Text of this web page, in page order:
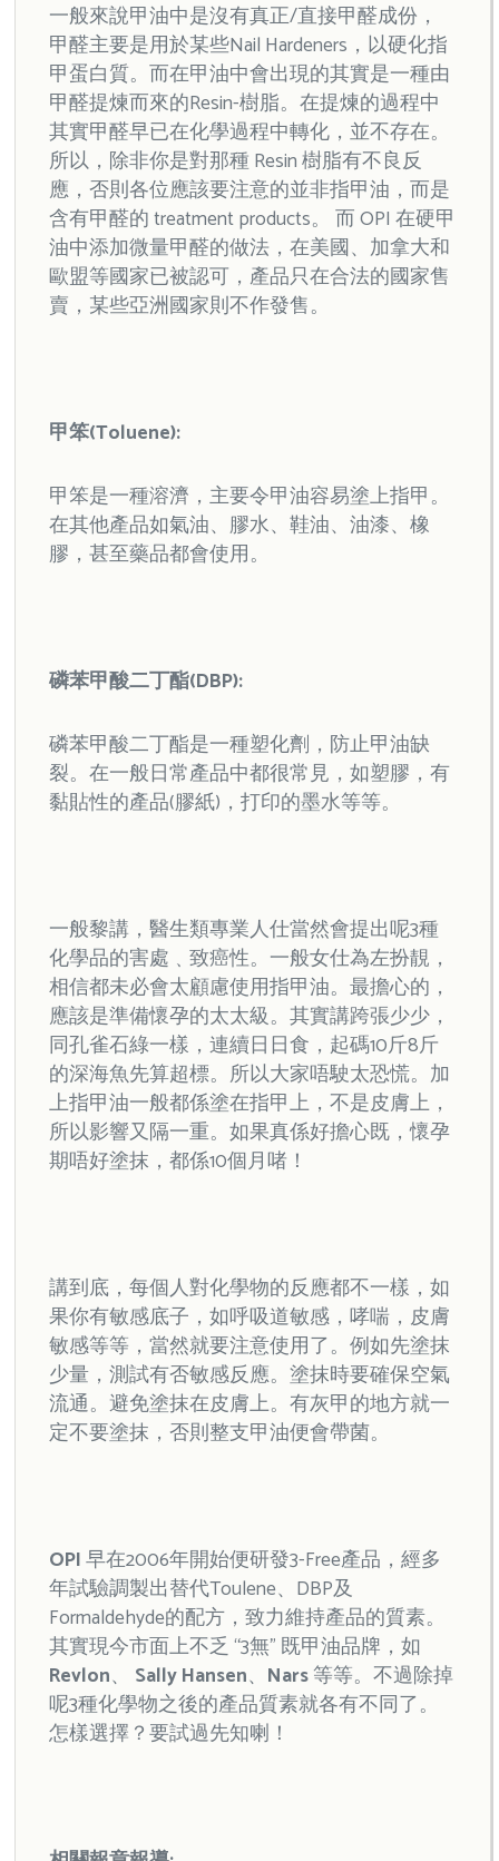
一般來說甲油中是沒有真正/直接甲醛成份，
甲醛主要是用於某些Nail Hardeners，以硬化指
甲蛋白質。而在甲油中會出現的其實是一種由
甲醛提煉而來的Resin-樹脂。在提煉的過程中
其實甲醛早已在化學過程中轉化，並不存在。
所以，除非你是對那種 Resin 樹脂有不良反
應，否則各位應該要注意的並非指甲油，而是
含有甲醛的 treatment products。 而 OPI 在硬甲
油中添加微量甲醛的做法，在美國、加拿大和
歐盟等國家已被認可，產品只在合法的國家售
賣，某些亞洲國家則不作發售。
甲笨(Toluene):
甲笨是一種溶濟，主要令甲油容易塗上指甲。
在其他產品如氣油、膠水、鞋油、油漆、橡
膠，甚至藥品都會使用。
磷苯甲酸二丁酯(DBP):
磷苯甲酸二丁酯是一種塑化劑，防止甲油缺
裂。在一般日常產品中都很常見，如塑膠，有
黏貼性的產品(膠紙)，打印的墨水等等。
一般黎講，醫生類專業人仕當然會提出呢3種
化學品的害處﹑致癌性。一般女仕為左扮靚，
相信都未必會太顧慮使用指甲油。最擔心的，
應該是準備懷孕的太太級。其實講跨張少少，
同孔雀石綠一樣，連續日日食，起碼10斤8斤
的深海魚先算超標。所以大家唔駛太恐慌。加
上指甲油一般都係塗在指甲上，不是皮膚上，
所以影響又隔一重。如果真係好擔心既，懷孕
期唔好塗抹，都係10個月啫！
講到底，每個人對化學物的反應都不一樣，如
果你有敏感底子，如呼吸道敏感，哮喘，皮膚
敏感等等，當然就要注意使用了。例如先塗抹
少量，測試有否敏感反應。塗抹時要確保空氣
流通。避免塗抹在皮膚上。有灰甲的地方就一
定不要塗抹，否則整支甲油便會帶菌。
OPI早在2006年開始便研發3-Free產品，經多
年試驗調製出替代Toulene、DBP及
Formaldehyde的配方，致力維持產品的質素。
其實現今市面上不乏 “3無” 既甲油品牌，如
Revlon、 Sally Hansen、 Nars等等。不過除掉
呢3種化學物之後的產品質素就各有不同了。
怎樣選擇？要試過先知喇！